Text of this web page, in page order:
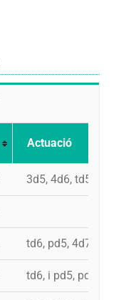
Actuació
3d5, 4d6, td5,
td6, pd5, 4d7, 3d7
td6, i pd5, pd5,